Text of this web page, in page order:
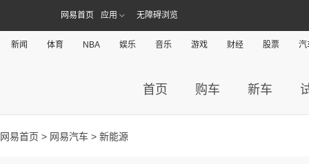
网易首页 应用 无障碍浏览
新闻 体育 NBA 娱乐 音乐 游戏 财经 股票 汽
首页 购车 新车
网易首页 > 网易汽车 > 新能源